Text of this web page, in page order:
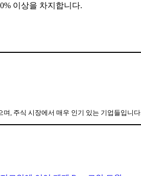
이상을 차지합니다.
, 주식 시장에서 매우 인기 있는 기업들입니다.